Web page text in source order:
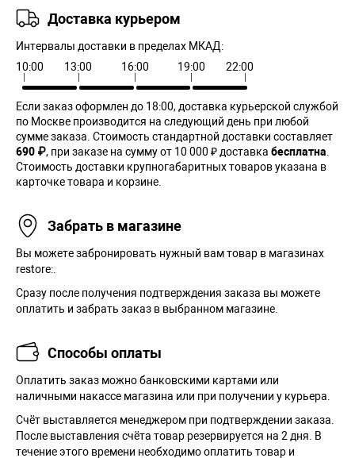
Доставка курьером
Интервалы доставки в пределах МКАД:
10:00
13:00 16:00 19:00 22:00
Если заказ оформлен до 18:00, доставка курьерской службой
по Москве производится на следующий день при любой
сумме заказа. Cтоимость стандартной доставки составляет
690 ₽, при заказе на сумму от 10 000 ₽ доставка бесплатна.
Стоимость доставки крупногабаритных товаров указана в
карточке товара и корзине.
Забрать в магазине
Вы можете забронировать нужный вам товар в магазинах
restore:.
Сразу после получения подтверждения заказа вы можете
оплатить и забрать заказ в выбранном магазине.
Способы оплаты
Оплатить заказ можно банковскими картами или
наличными накассе магазина или при получении у курьера.
Cчёт выставляется менеджером при подтверждении заказа.
После выставления счёта товар резервируется на 2 дня. В
течение этого времени необходимо оплатить товар и